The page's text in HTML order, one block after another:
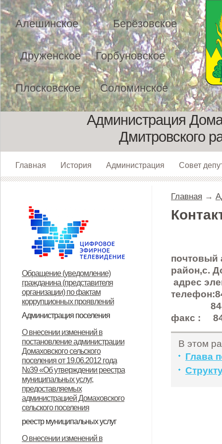
Алешинское Берёзовское
Друженское Горбуновское
Плосковское Соломинское
Главная История Администрация Совет
Администрация
Дмитровского
Обращение (уведомление)
гражданина (представителя
организации) по фактам
коррупционных проявлений
Администрация поселения
Структура и прием граждан
О внесении изменений в
постановление администрации
Домаховского сельского
поселения от 19.06.2012 года
№39 «Об утверждении реестра
муниципальных услуг,
предоставляемых
администрацией Домаховского
сельского поселения
реестр муниципальных услуг
Реестр муниципальных услуг,
Об утверждении реестра
Об утверждении Положения о
О внесении изменений в
Главная →
почтовый
район,с.
адрес
факс :
В этом
Глава